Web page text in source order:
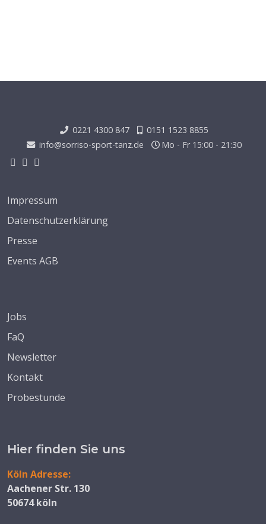
0221 4300 847
0151 1523 8855
info@sorriso-sport-tanz.de
Mo - Fr 15:00 - 21:30
Impressum
Datenschutzerklärung
Presse
Events AGB
Jobs
FaQ
Newsletter
Kontakt
Probestunde
Hier finden Sie uns
Köln Adresse:
Aachener Str. 130
50674 köln